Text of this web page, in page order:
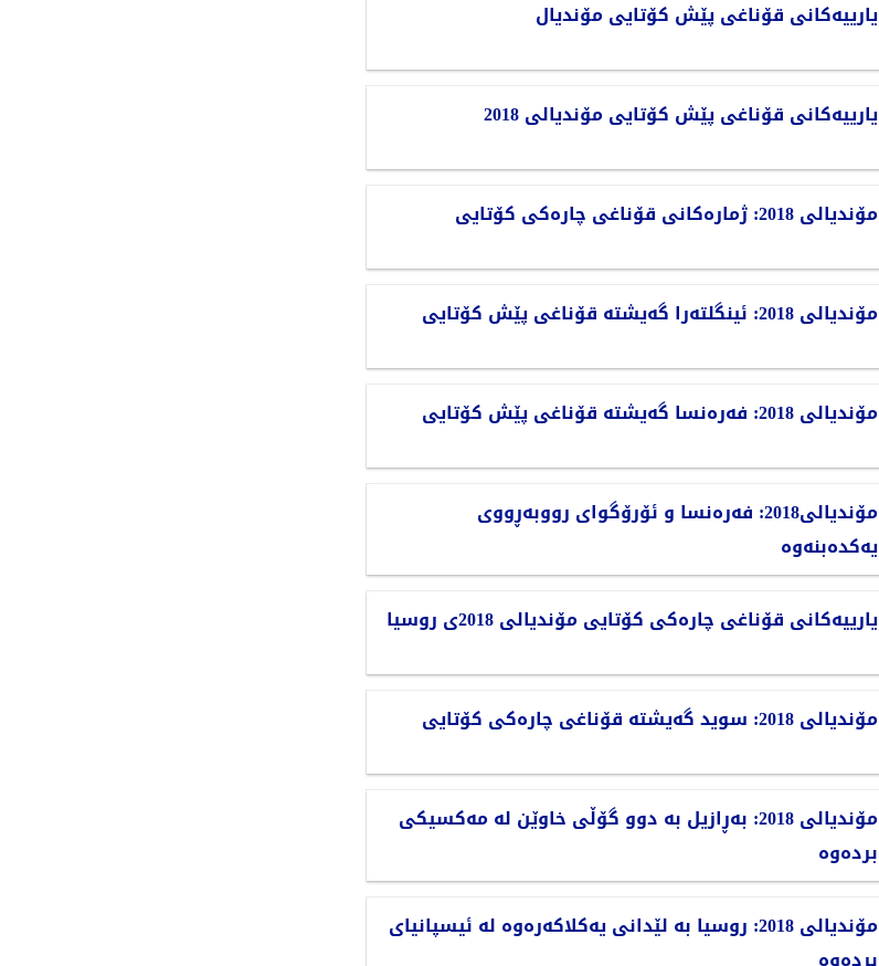
یارییەکانی قۆناغی پێش کۆتایی مۆندیال
یارییەکانی قۆناغی پێش کۆتایی مۆندیالی 2018
مۆندیالی 2018: ژمارەکانی قۆناغی چارەکی کۆتایی
مۆندیالی 2018: ئینگلتەرا گەیشتە قۆناغی پێش کۆتایی
مۆندیالی 2018: فەرەنسا گەیشتە قۆناغی پێش کۆتایی
مۆندیالی2018: فەرەنسا و ئۆرۆگوای رووبەڕووی
یەکدەبنەوە
یارییەکانی قۆناغی چارەکی کۆتایی مۆندیالی 2018ی روسیا
مۆندیالی 2018: سوید گەیشتە قۆناغی چارەکی کۆتایی
مۆندیالی 2018: بەڕازیل بە دوو گۆڵی خاوێن لە مەکسیکی
بردەوە
مۆندیالی 2018: روسیا بە لێدانی یەکلاکەرەوە لە ئیسپانیای